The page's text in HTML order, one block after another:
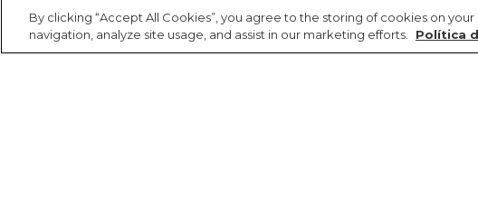
FARM Etc
Nossas lojas
Meus desejos
Troca e
Entrega
By clicking “Accept All Cookies”, you agree to the storing of cookies on
navigation, analyze site usage, and assist in our marketing efforts.
Política